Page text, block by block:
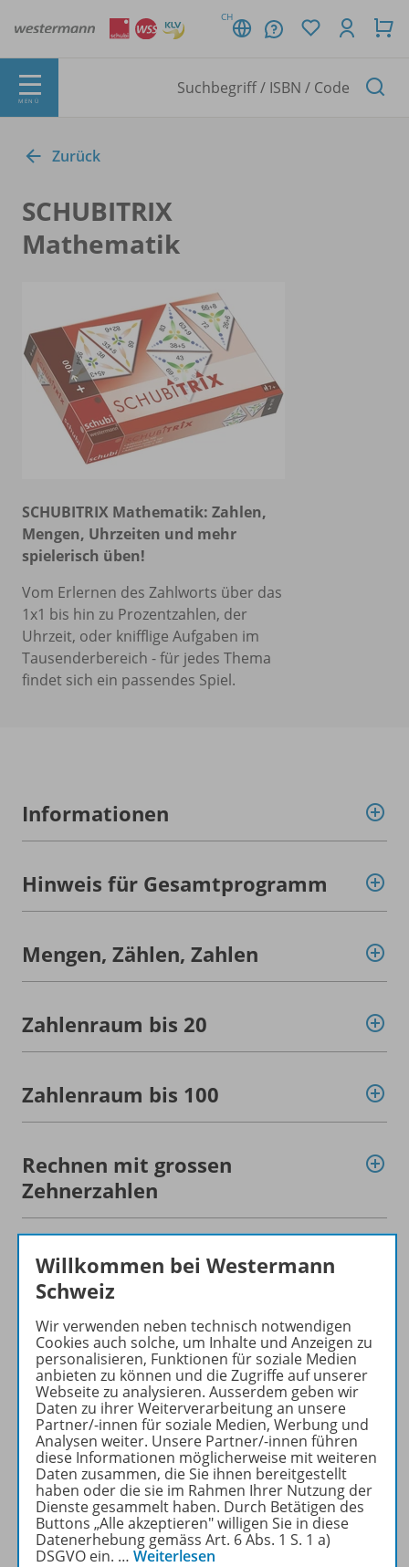
CH
MENÜ
Zurück
SCHUBITRIX
Mathematik
SCHUBITRIX Mathematik: Zahlen,
Mengen, Uhrzeiten und mehr
spielerisch üben!
Vom Erlernen des Zahlworts über das
1x1 bis hin zu Prozentzahlen, der
Uhrzeit, oder knifflige Aufgaben im
Tausenderbereich - für jedes Thema
findet sich ein passendes Spiel.
Informationen
Hinweis für Gesamtprogramm
Mengen, Zählen, Zahlen
Zahlenraum bis 20
Zahlenraum bis 100
Rechnen mit grossen
Zehnerzahlen
Zahlenraum bis 1000
Brüche
Dezimalzahlen & Prozente
Masse & Gewichte
Zeit
Willkommen bei Westermann
Schweiz
Wir verwenden neben technisch notwendigen
Cookies auch solche, um Inhalte und Anzeigen zu
personalisieren, Funktionen für soziale Medien
anbieten zu können und die Zugriffe auf unserer
Webseite zu analysieren. Ausserdem geben wir
Daten zu ihrer Weiterverarbeitung an unsere
Partner/-innen für soziale Medien, Werbung und
Analysen weiter. Unsere Partner/-innen führen
diese Informationen möglicherweise mit weiteren
Daten zusammen, die Sie ihnen bereitgestellt
haben oder die sie im Rahmen Ihrer Nutzung der
Dienste gesammelt haben. Durch Betätigen des
Buttons „Alle akzeptieren" willigen Sie in diese
Datenerhebung gemäss Art. 6 Abs. 1 S. 1 a)
DSGVO ein. … Weiterlesen